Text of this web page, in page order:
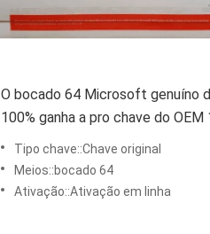
O bocado 64 Microsoft genuíno
100% ganha a pro chave do OEM
com garantia vitalícia de DVD
Tipo chave::Chave original
Meios::bocado 64
Ativação::Ativação em linha